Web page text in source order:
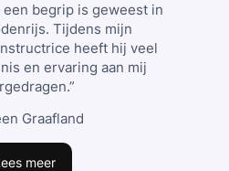
begrip is geweest in
Tijdens mijn
heeft hij veel
en ervaring aan mij
Graafland
meer